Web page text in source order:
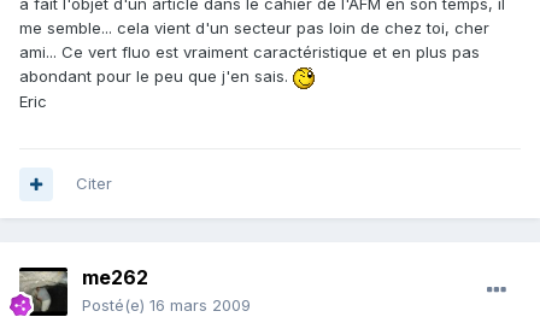
a fait l'objet d'un article dans le cahier de l'AFM en son temps, il
me semble... cela vient d'un secteur pas loin de chez toi, cher
ami... Ce vert fluo est vraiment caractéristique et en plus pas
abondant pour le peu que j'en sais.
Eric
Citer
me262
Posté(e) 16 mars 2009